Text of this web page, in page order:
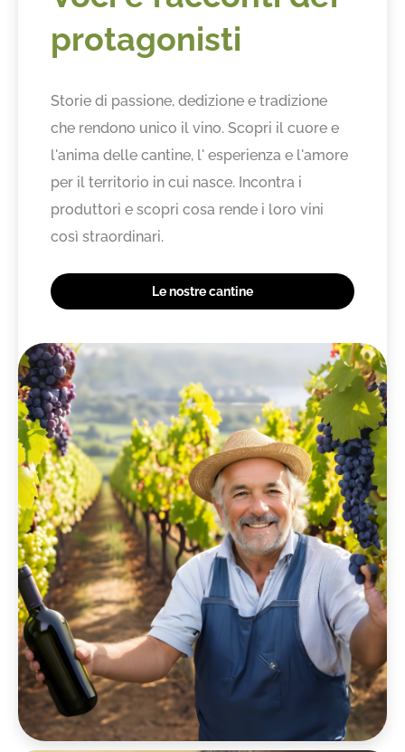
protagonisti
Storie di passione, dedizione e tradizione
che rendono unico il vino. Scopri il cuore e
l'anima delle cantine, l' esperienza e l'amore
per il territorio in cui nasce. Incontra i
produttori e scopri cosa rende i loro vini
così straordinari.
Le nostre cantine